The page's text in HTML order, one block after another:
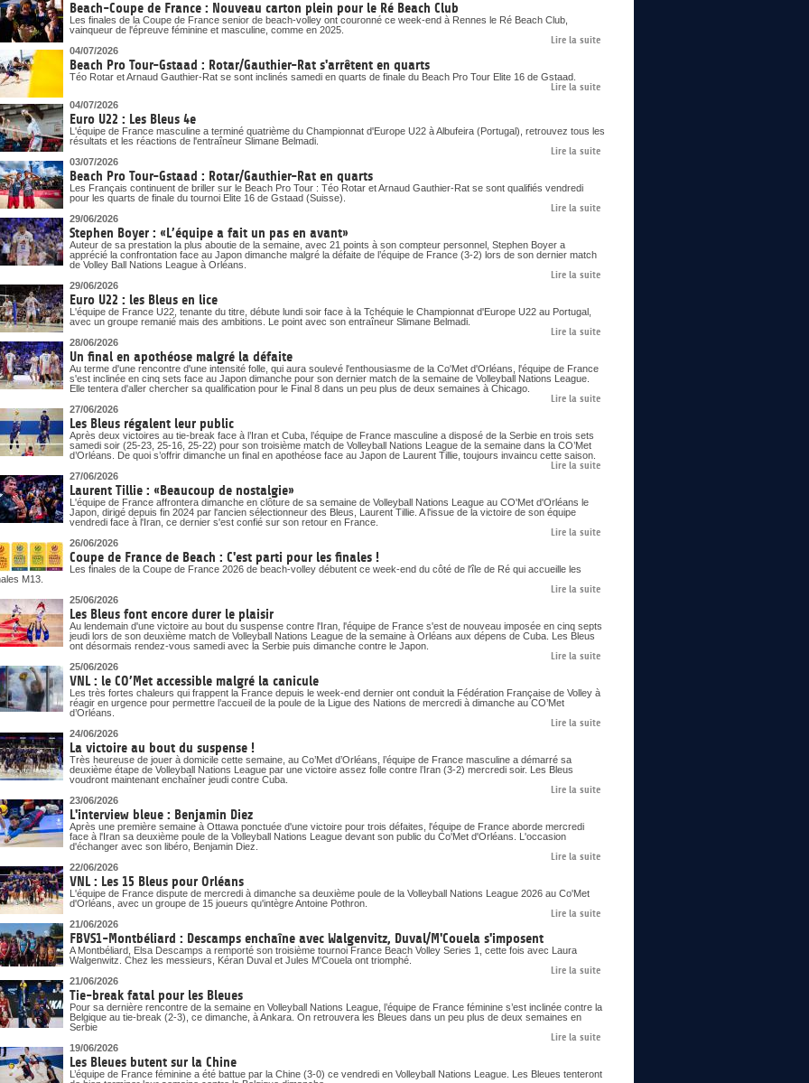
Beach-Coupe de France : Nouveau carton plein pour le Ré Beach Club
Les finales de la Coupe de France senior de beach-volley ont couronné ce week-end à Rennes le Ré Beach Club,
vainqueur de l'épreuve féminine et masculine, comme en 2025.
Lire la suite
04/07/2026
Beach Pro Tour-Gstaad : Rotar/Gauthier-Rat s'arrêtent en quarts
Téo Rotar et Arnaud Gauthier-Rat se sont inclinés samedi en quarts de finale du Beach Pro Tour Elite 16 de Gstaad.
Lire la suite
04/07/2026
Euro U22 : Les Bleus 4e
L'équipe de France masculine a terminé quatrième du Championnat d'Europe U22 à Albufeira (Portugal), retrouvez tous les
résultats et les réactions de l'entraîneur Slimane Belmadi.
Lire la suite
03/07/2026
Beach Pro Tour-Gstaad : Rotar/Gauthier-Rat en quarts
Les Français continuent de briller sur le Beach Pro Tour : Téo Rotar et Arnaud Gauthier-Rat se sont qualifiés vendredi
pour les quarts de finale du tournoi Elite 16 de Gstaad (Suisse).
Lire la suite
29/06/2026
Stephen Boyer : «L’équipe a fait un pas en avant»
Auteur de sa prestation la plus aboutie de la semaine, avec 21 points à son compteur personnel, Stephen Boyer a
apprécié la confrontation face au Japon dimanche malgré la défaite de l’équipe de France (3-2) lors de son dernier match
de Volley Ball Nations League à Orléans.
Lire la suite
29/06/2026
Euro U22 : les Bleus en lice
L'équipe de France U22, tenante du titre, débute lundi soir face à la Tchéquie le Championnat d'Europe U22 au Portugal,
avec un groupe remanié mais des ambitions. Le point avec son entraîneur Slimane Belmadi.
Lire la suite
28/06/2026
Un final en apothéose malgré la défaite
Au terme d'une rencontre d'une intensité folle, qui aura soulevé l'enthousiasme de la Co'Met d'Orléans, l'équipe de France
s'est inclinée en cinq sets face au Japon dimanche pour son dernier match de la semaine de Volleyball Nations League.
Elle tentera d'aller chercher sa qualification pour le Final 8 dans un peu plus de deux semaines à Chicago.
Lire la suite
27/06/2026
Les Bleus régalent leur public
Après deux victoires au tie-break face à l’Iran et Cuba, l’équipe de France masculine a disposé de la Serbie en trois sets
samedi soir (25-23, 25-16, 25-22) pour son troisième match de Volleyball Nations League de la semaine dans la CO’Met
d’Orléans. De quoi s’offrir dimanche un final en apothéose face au Japon de Laurent Tillie, toujours invaincu cette saison.
Lire la suite
27/06/2026
Laurent Tillie : «Beaucoup de nostalgie»
L'équipe de France affrontera dimanche en clôture de sa semaine de Volleyball Nations League au CO'Met d'Orléans le
Japon, dirigé depuis fin 2024 par l'ancien sélectionneur des Bleus, Laurent Tillie. A l'issue de la victoire de son équipe
vendredi face à l'Iran, ce dernier s'est confié sur son retour en France.
Lire la suite
26/06/2026
Coupe de France de Beach : C'est parti pour les finales !
Les finales de la Coupe de France 2026 de beach-volley débutent ce week-end du côté de l'île de Ré qui accueille les
M13.
Lire la suite
25/06/2026
Les Bleus font encore durer le plaisir
Au lendemain d'une victoire au bout du suspense contre l'Iran, l'équipe de France s'est de nouveau imposée en cinq septs
jeudi lors de son deuxième match de Volleyball Nations League de la semaine à Orléans aux dépens de Cuba. Les Bleus
ont désormais rendez-vous samedi avec la Serbie puis dimanche contre le Japon.
Lire la suite
25/06/2026
VNL : le CO’Met accessible malgré la canicule
Les très fortes chaleurs qui frappent la France depuis le week-end dernier ont conduit la Fédération Française de Volley à
réagir en urgence pour permettre l’accueil de la poule de la Ligue des Nations de mercredi à dimanche au CO’Met
d’Orléans.
Lire la suite
24/06/2026
La victoire au bout du suspense !
Très heureuse de jouer à domicile cette semaine, au Co’Met d’Orléans, l’équipe de France masculine a démarré sa
deuxième étape de Volleyball Nations League par une victoire assez folle contre l’Iran (3-2) mercredi soir. Les Bleus
voudront maintenant enchaîner jeudi contre Cuba.
Lire la suite
23/06/2026
L'interview bleue : Benjamin Diez
Après une première semaine à Ottawa ponctuée d'une victoire pour trois défaites, l'équipe de France aborde mercredi
face à l'Iran sa deuxième poule de la Volleyball Nations League devant son public du Co'Met d'Orléans. L'occasion
d'échanger avec son libéro, Benjamin Diez.
Lire la suite
22/06/2026
VNL : Les 15 Bleus pour Orléans
L'équipe de France dispute de mercredi à dimanche sa deuxième poule de la Volleyball Nations League 2026 au Co'Met
d'Orléans, avec un groupe de 15 joueurs qu'intègre Antoine Pothron.
Lire la suite
21/06/2026
FBVS1-Montbéliard : Descamps enchaîne avec Walgenvitz, Duval/M'Couela s'imposent
A Montbéliard, Elsa Descamps a remporté son troisième tournoi France Beach Volley Series 1, cette fois avec Laura
Walgenwitz. Chez les messieurs, Kéran Duval et Jules M'Couela ont triomphé.
Lire la suite
21/06/2026
Tie-break fatal pour les Bleues
Pour sa dernière rencontre de la semaine en Volleyball Nations League, l’équipe de France féminine s’est inclinée contre la
Belgique au tie-break (2-3), ce dimanche, à Ankara. On retrouvera les Bleues dans un peu plus de deux semaines en
Serbie
Lire la suite
19/06/2026
Les Bleues butent sur la Chine
L’équipe de France féminine a été battue par la Chine (3-0) ce vendredi en Volleyball Nations League. Les Bleues tenteront